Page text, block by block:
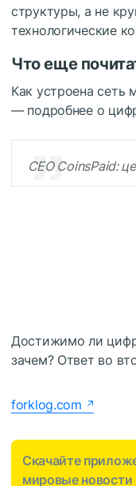
структуры, а не
технологические
Что еще
Как устроена сеть
— подробнее о
CEO CoinsPaid:
Достижимо ли
зачем? Ответ во
forklog.com
Скачайте
мировые новости